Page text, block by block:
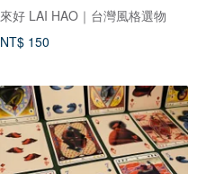
來好 LAI HAO｜台灣風格選物
NT$ 150